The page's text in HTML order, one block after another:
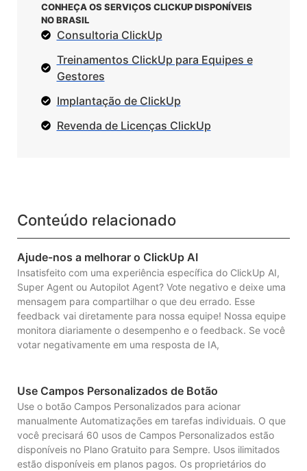
CONHEÇA OS SERVIÇOS CLICKUP DISPONÍVEIS
NO BRASIL
Consultoria ClickUp
Treinamentos ClickUp para Equipes e
Gestores
Implantação de ClickUp
Revenda de Licenças ClickUp
Conteúdo relacionado
Ajude-nos a melhorar o ClickUp AI
Insatisfeito com uma experiência específica do ClickUp AI,
Super Agent ou Autopilot Agent? Vote negativo e deixe uma
mensagem para compartilhar o que deu errado. Esse
feedback vai diretamente para nossa equipe! Nossa equipe
monitora diariamente o desempenho e o feedback. Se você
votar negativamente em uma resposta de IA,
Use Campos Personalizados de Botão
Use o botão Campos Personalizados para acionar
manualmente Automatizações em tarefas individuais. O que
você precisará 60 usos de Campos Personalizados estão
disponíveis no Plano Gratuito para Sempre. Usos ilimitados
estão disponíveis em planos pagos. Os proprietários do